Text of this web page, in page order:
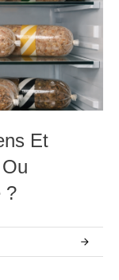
Et
?